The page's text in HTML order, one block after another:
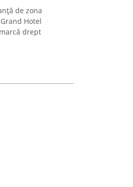
de zona
Hotel
drept